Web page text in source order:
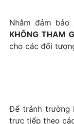
KHÔNG THAM
cho các đối
Để tránh trường
trực tiếp theo